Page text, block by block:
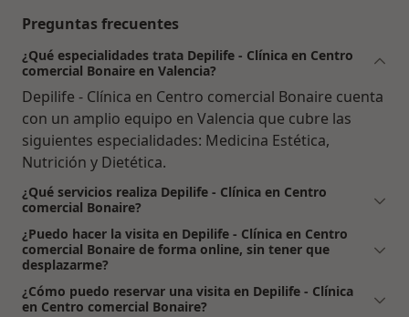
Preguntas frecuentes
¿Qué especialidades trata Depilife - Clínica en Centro
comercial Bonaire en Valencia?
Depilife - Clínica en Centro comercial Bonaire cuenta
con un amplio equipo en Valencia que cubre las
siguientes especialidades: Medicina Estética,
Nutrición y Dietética.
¿Qué servicios realiza Depilife - Clínica en Centro
comercial Bonaire?
¿Puedo hacer la visita en Depilife - Clínica en Centro
comercial Bonaire de forma online, sin tener que
desplazarme?
¿Cómo puedo reservar una visita en Depilife - Clínica
en Centro comercial Bonaire?